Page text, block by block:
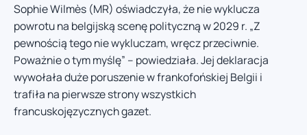
Sophie Wilmès (MR) oświadczyła, że nie wyklucza
powrotu na belgijską scenę polityczną w 2029 r. „Z
pewnością tego nie wykluczam, wręcz przeciwnie.
Poważnie o tym myślę” – powiedziała. Jej deklaracja
wywołała duże poruszenie w frankofońskiej Belgii i
trafiła na pierwsze strony wszystkich
francuskojęzycznych gazet.